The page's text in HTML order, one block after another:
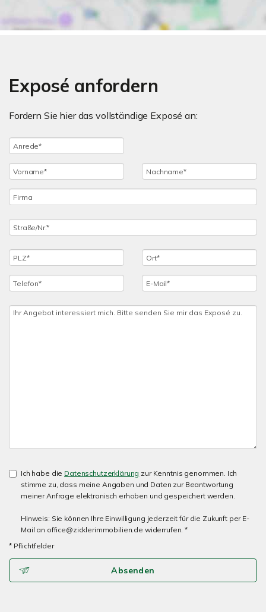
Exposé anfordern
Fordern Sie hier das vollständige Exposé an:
Ich habe die Datenschutzerklärung zur Kenntnis genommen. Ich
stimme zu, dass meine Angaben und Daten zur Beantwortung
meiner Anfrage elektronisch erhoben und gespeichert werden.
Hinweis: Sie können Ihre Einwilligung jederzeit für die Zukunft per E-
Mail an office@zicklerimmobilien.de widerrufen. *
* Pflichtfelder
Absenden